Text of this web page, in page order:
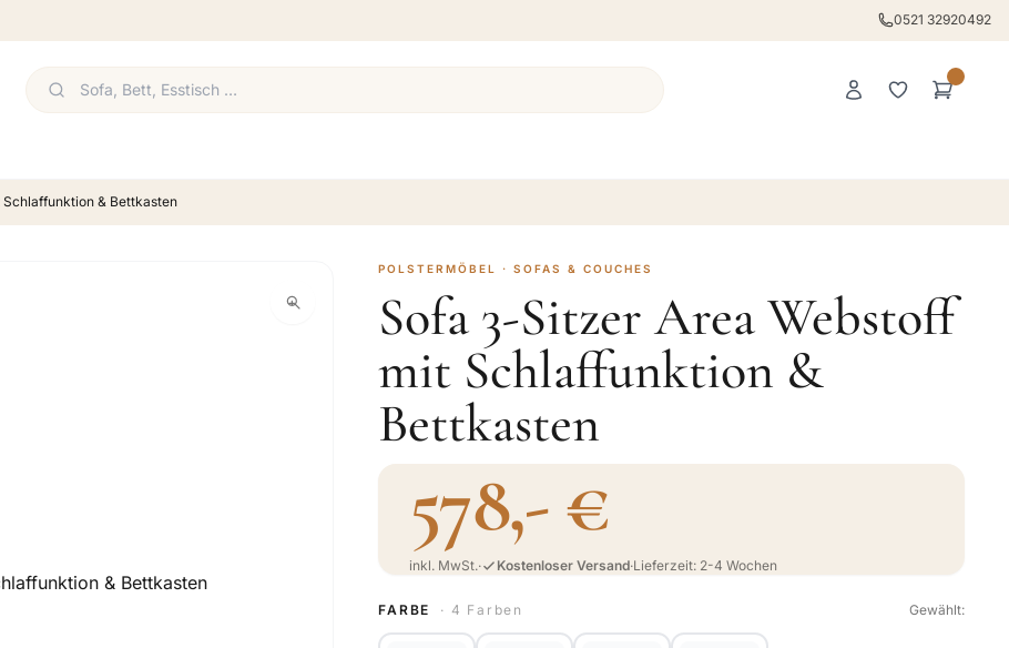
0521 32920492
& Bettkasten
POLSTERMÖBEL · SOFAS & COUCHES
Sofa 3-Sitzer Area Webstoff
mit Schlaffunktion &
Bettkasten
578,- €
inkl. MwSt.· Kostenloser Versand·Lieferzeit: 2-4 Wochen
FARBE · 4 Farben Gewählt: